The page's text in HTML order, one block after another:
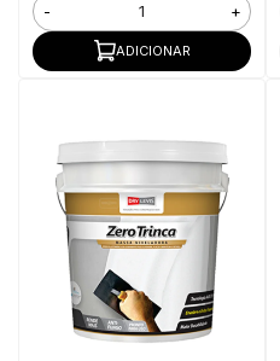
- +
ADICIONAR